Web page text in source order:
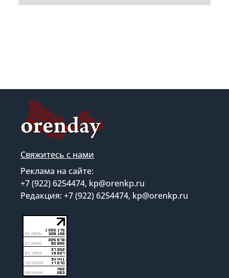
Свяжитесь с нами
Реклама на сайте:
+7 (922) 6254474, kp@orenkp.ru
Редакция: +7 (922) 6254474, kp@orenkp.ru